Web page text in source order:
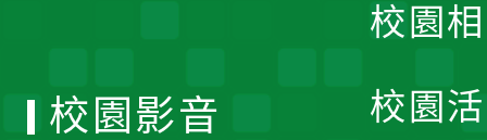
校園
校園
校園影音